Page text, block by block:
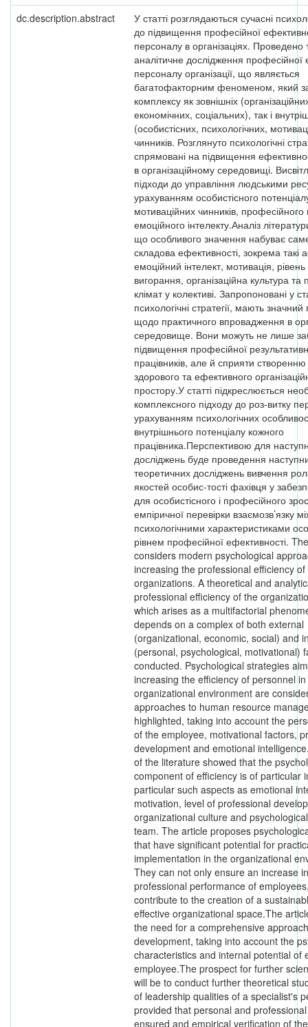
dc.description.abstract
У статті розглядаються сучасні
до підвищення професійної
персоналу в організаціях. Проведено
аналітичне дослідження професійної
персоналу організації, що являється
багатофакторним феноменом, який
комплексу як зовнішніх
економічних, соціальних), так і
(особистісних, психологічних,
чинників. Розглянуто психологічні
спрямовані на підвищення
в організаційному середовищі.
підходи до управління людськими
урахуванням особистісного
мотиваційних чинників,
емоційного інтелекту.Аналіз
що особливого значення набуває
складова ефективності, зокрема такі
емоційний інтелект, мотивація,
вигорання, організаційна культура та
клімат у колективі. Запропоновані у
психологічні стратегії, мають значний
щодо практичного впровадження в
середовище. Вони можуть не лише
підвищення професійної
працівників, але й сприяти
здорового та ефективного
простору.У статті підкреслюється
комплексного підходу до роз-витку
урахуванням психологічних
внутрішнього потенціалу кожного
працівника.Перспективою для
досліджень буде проведення
теоретичних досліджень вивчення
якостей особис-тості фахівця у
для особистісного і професійного
емпіричної перевірки взаємозв’язку
психологічними характеристиками
рівнем професійної ефективності.
considers modern psychological
increasing the professional efficiency
organizations. A theoretical and
professional efficiency of the
which arises as a multifactorial
depends on a complex of both external
(organizational, economic, social) and
(personal, psychological, motivational)
conducted. Psychological strategies
increasing the efficiency of personnel
organizational environment are
approaches to human resource
highlighted, taking into account the
of the employee, motivational factors,
development and emotional
of the literature showed that the
component of efficiency is of particular
particular such aspects as emotional
motivation, level of professional
organizational culture and
team. The article proposes
that have significant potential for
implementation in the organizational
They can not only ensure an increase
professional performance of
contribute to the creation of a
effective organizational space.The
the need for a comprehensive
development, taking into account the
characteristics and internal potential of
employee.The prospect for further
will be to conduct further theoretical
of leadership qualities of a specialist's
provided that personal and
ensured and empirical verification of